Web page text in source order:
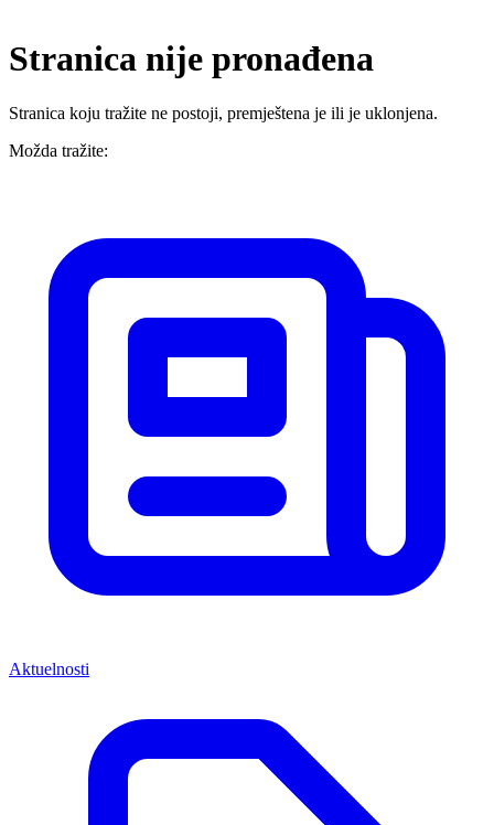
Stranica nije pronađena
Stranica koju tražite ne postoji, premještena je ili je uklonjena.
Možda tražite:
Aktuelnosti